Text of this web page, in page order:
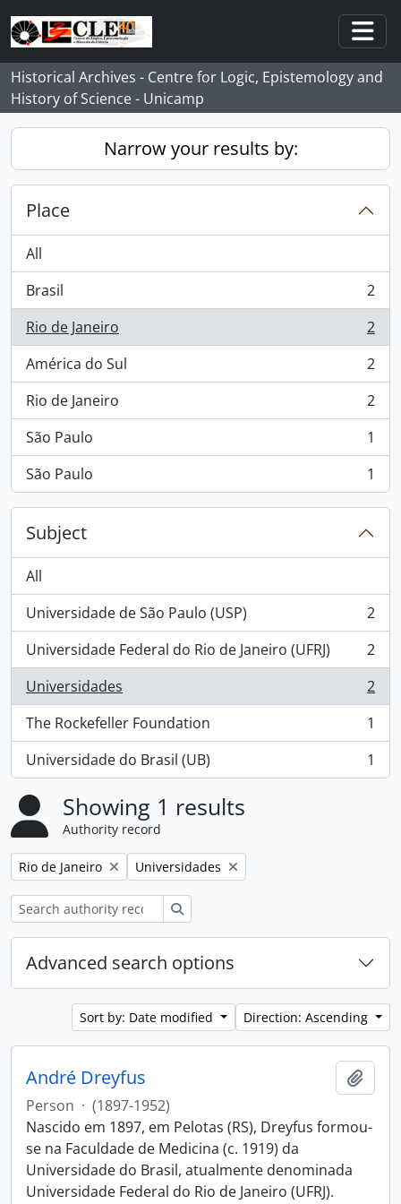
Skip to main content
Historical Archives - Centre for Logic, Epistemology and
History of Science - Unicamp
Narrow your results by:
Place
All
Brasil
, 2 results
2
Rio de Janeiro
, 2 results
2
América do Sul
, 2 results
2
Rio de Janeiro
, 2 results
2
São Paulo
, 1 results
1
São Paulo
, 1 results 1
Subject
All
Universidade de São Paulo (USP)
, 2 results
2
Universidade Federal do Rio de Janeiro (UFRJ)
, 2 results
2
Universidades
, 2 results
2
The Rockefeller Foundation
, 1 results
1
Universidade do Brasil (UB)
, 1 results 1
Showing 1 results
Authority record
Remove filter:
Rio de Janeiro Remove filter:
Universidades
Advanced search options
Sort by: Date modified Direction: Ascending
André Dreyfus
Person · (1897-1952)
Nascido em 1897, em Pelotas (RS), Dreyfus formou-
se na Faculdade de Medicina (c. 1919) da
Universidade do Brasil, atualmente denominada
Universidade Federal do Rio de Janeiro (UFRJ).